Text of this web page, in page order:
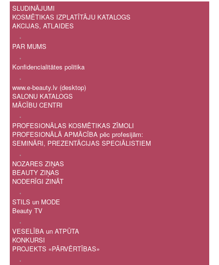
SLUDINĀJUMI
KOSMĒTIKAS IZPLATĪTĀJU KATALOGS
AKCIJAS, ATLAIDES
.
PAR MUMS
.
Konfidencialitātes politika
.
www.e-beauty.lv (desktop)
SALONU KATALOGS
MĀCĪBU CENTRI
.
PROFESIONĀLAS KOSMĒTIKAS ZĪMOLI
PROFESIONĀLĀ APMĀCĪBA pēc profesijām:
SEMINĀRI, PREZENTĀCIJAS SPECIĀLISTIEM
.
NOZARES ZIŅAS
BEAUTY ZIŅAS
NODERĪGI ZINĀT
.
STILS un MODE
Beauty TV
.
VESELĪBA un ATPŪTA
KONKURSI
PROJEKTS «PĀRVĒRTĪBAS»
.